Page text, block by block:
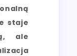
staje
ale